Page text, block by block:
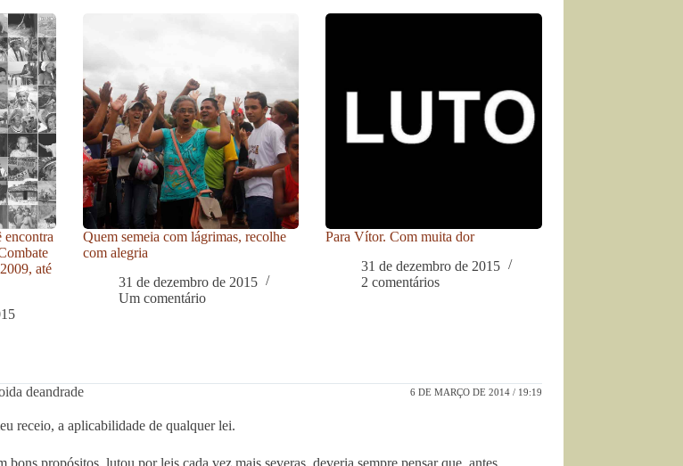
encontra
até
Quem semeia com lágrimas, recolhe
com alegria
31 de dezembro de 2015
Um comentário
Para Vítor. Com muita dor
31 de dezembro de 2015
2 comentários
deandrade 6 DE MARÇO DE 2014 / 19:19
receio, a aplicabilidade de qualquer lei.
bons propósitos, lutou por leis cada vez mais severas, deveria sempre pensar que, antes